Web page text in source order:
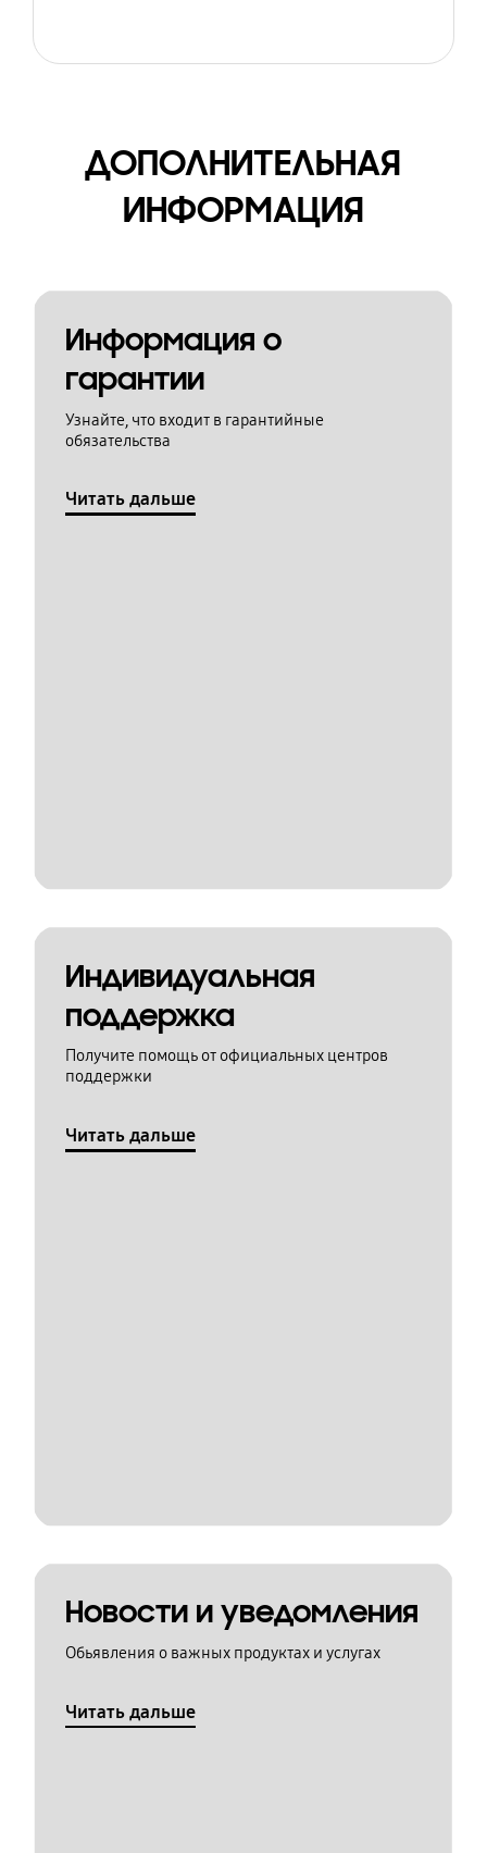
ДОПОЛНИТЕЛЬНАЯ
ИНФОРМАЦИЯ
Информация о
гарантии
Узнайте, что входит в гарантийные
обязательства
Читать дальше
Индивидуальная
поддержка
Получите помощь от официальных центров
поддержки
Читать дальше
Новости и уведомления
Обьявления о важных продуктах и услугах
Читать дальше